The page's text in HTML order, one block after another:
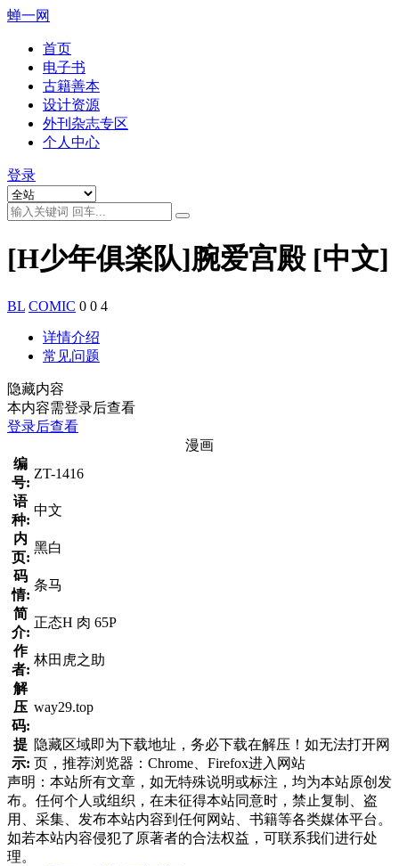
蝉一网
首页
电子书
古籍善本
设计资源
外刊杂志专区
个人中心
登录
[H少年俱楽队]腕爱宫殿 [中文]
BL COMIC 0 0 4
详情介绍
常见问题
隐藏内容
本内容需登录后查看
登录后查看
漫画
编
号:
ZT-1416
语
种:
中文
内
页:
黑白
码
情:
条马
简
介:
正态H 肉 65P
作
者:
林田虎之助
解
压
码:
way29.top
提
示:
隐藏区域即为下载地址，务必下载在解压！如无法打开网
页，推荐浏览器：Chrome、Firefox进入网站
声明：本站所有文章，如无特殊说明或标注，均为本站原创发
布。任何个人或组织，在未征得本站同意时，禁止复制、盗
用、采集、发布本站内容到任何网站、书籍等各类媒体平台。
如若本站内容侵犯了原著者的合法权益，可联系我们进行处
理。